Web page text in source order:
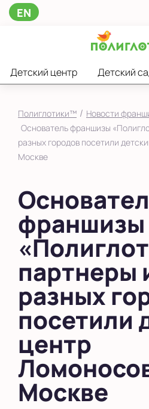
EN
Детский центр Детский
Полиглотики™ / Новости
Основатель франшизы
разных городов посетили
Москве
франшизы
партнеры
разных
посетили
центр
Москве